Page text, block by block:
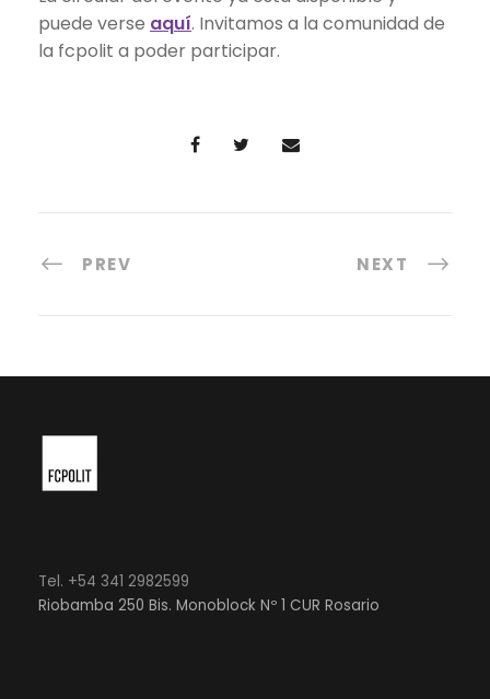
puede verse aquí. Invitamos a la comunidad de
la fcpolit a poder participar.
PREV NEXT
Tel. +54 341 2982599
Riobamba 250 Bis. Monoblock Nº 1 CUR Rosario